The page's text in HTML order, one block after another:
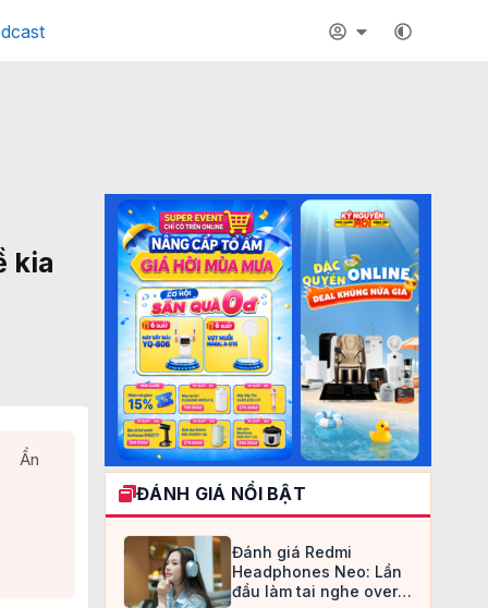
kia
Ẩn
ĐÁNH GIÁ NỔI BẬT
Đánh giá Redmi
Headphones Neo: Lần
đầu làm tai nghe over-